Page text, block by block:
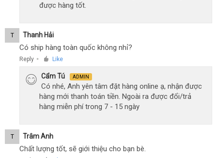
được hàng tốt.
T Thanh Hải
Có ship hàng toàn quốc không nhỉ?
Reply ● Like
Cẩm Tú ADMIN
Có nhé, Anh yên tâm đặt hàng online ạ, nhận được
hàng mới thanh toán tiền. Ngoài ra được đổi/trả
hàng miễn phí trong 7 - 15 ngày
T Trâm Anh
Chất lượng tốt, sẽ giới thiệu cho bạn bè.